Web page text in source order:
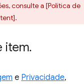
consulte a [Política de
item.
e Privacidade,